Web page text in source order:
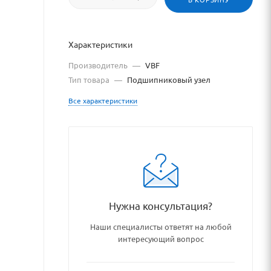
Характеристики
Производитель — VBF
Тип товара — Подшипниковый узел
Все характеристики
Нужна консультация?
Наши специалисты ответят на любой
интересующий вопрос